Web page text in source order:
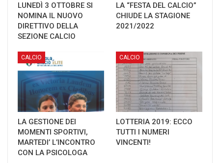
LUNEDÌ 3 OTTOBRE SI
NOMINA IL NUOVO
DIRETTIVO DELLA
SEZIONE CALCIO
LA “FESTA DEL CALCIO”
CHIUDE LA STAGIONE
2021/2022
CALCIO
LA GESTIONE DEI
MOMENTI SPORTIVI,
MARTEDI’ L’INCONTRO
CON LA PSICOLOGA
CALCIO
LOTTERIA 2019: ECCO
TUTTI I NUMERI
VINCENTI!